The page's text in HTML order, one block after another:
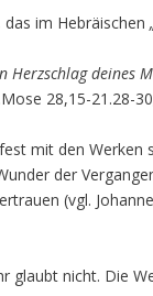
das im Hebräischen
Herzschlag deines
28,15-21.28-
mit den Werken
der
(vgl.
glaubt nicht. Die